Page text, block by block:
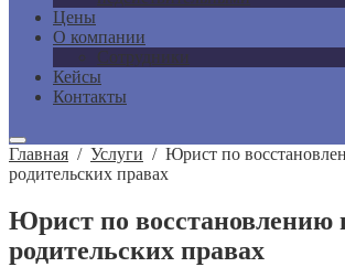
Цены
О компании
Сотрудники
Кейсы
Контакты
Главная / Услуги / Юрист по
родительских правах
Юрист по восстановлению
родительских правах